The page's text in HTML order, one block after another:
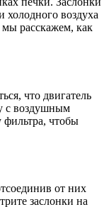
холодного воздуха
мы расскажем, как
что двигатель
с воздушным
чтобы
от них
заслонки на